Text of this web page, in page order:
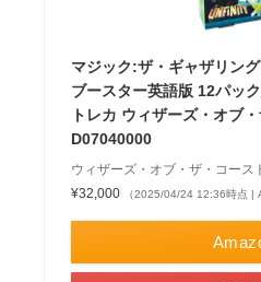
マジック:ザ・ギャザリン
ブースター英語版 12パッ
トレカ ウィザーズ・オブ
D07040000
ウィザーズ・オブ・ザ・コース
¥32,000
（2025/04/24 12:36時点 |